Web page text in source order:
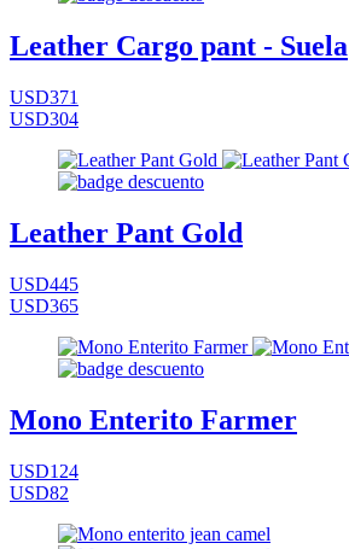
Leather Cargo pant - Suela
USD371
USD304
Leather Pant Gold
USD445
USD365
Mono Enterito Farmer
USD124
USD82